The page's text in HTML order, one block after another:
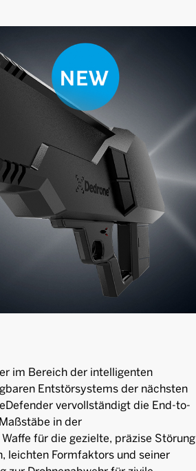
im Bereich der intelligenten
Entstörsystems der nächsten
vervollständigt die End-to-
in der
für die gezielte, präzise Störung
leichten Formfaktors und seiner